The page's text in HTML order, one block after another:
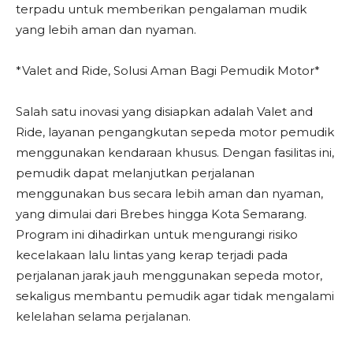
terpadu untuk memberikan pengalaman mudik
yang lebih aman dan nyaman.
*Valet and Ride, Solusi Aman Bagi Pemudik Motor*
Salah satu inovasi yang disiapkan adalah Valet and
Ride, layanan pengangkutan sepeda motor pemudik
menggunakan kendaraan khusus. Dengan fasilitas ini,
pemudik dapat melanjutkan perjalanan
menggunakan bus secara lebih aman dan nyaman,
yang dimulai dari Brebes hingga Kota Semarang.
Program ini dihadirkan untuk mengurangi risiko
kecelakaan lalu lintas yang kerap terjadi pada
perjalanan jarak jauh menggunakan sepeda motor,
sekaligus membantu pemudik agar tidak mengalami
kelelahan selama perjalanan.